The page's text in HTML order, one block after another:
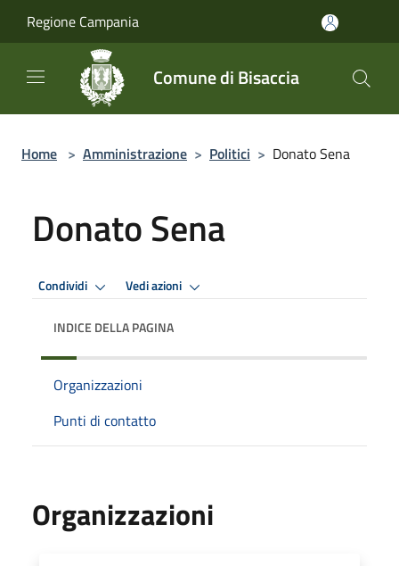
Regione Campania
Comune di Bisaccia
Home > Amministrazione > Politici > Donato Sena
Donato Sena
Condividi Vedi azioni
INDICE DELLA PAGINA
Organizzazioni
Punti di contatto
Organizzazioni